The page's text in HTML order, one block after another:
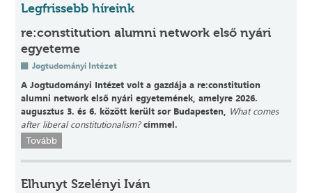
Legfrissebb híreink
re:constitution alumni network első nyári
egyeteme
Jogtudományi Intézet
A Jogtudományi Intézet volt a gazdája a re:constitution
alumni network első nyári egyetemének, amelyre 2026.
augusztus 3. és 6. között került sor Budapesten, What comes
after liberal constitutionalism?címmel.
Tovább
Elhunyt Szelényi Iván